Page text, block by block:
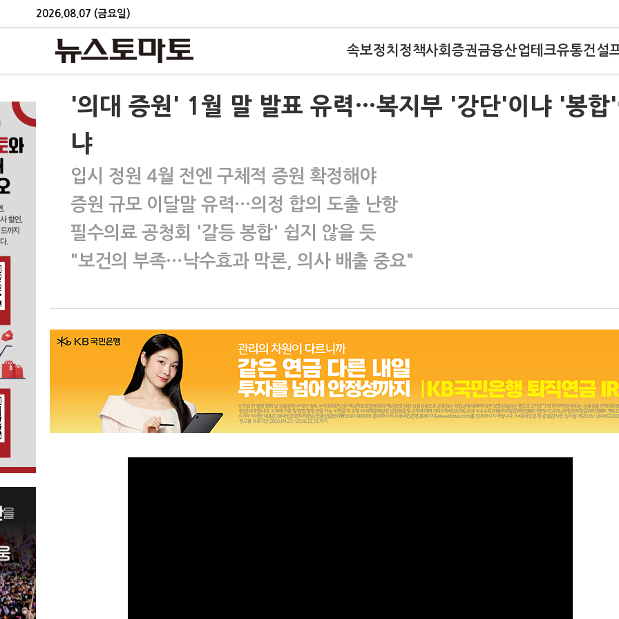
2026.08.07 (금요일)
속보정치 정책사회 증권금융산업테크유통건설
'의대 증원' 1월 말 발표 유력…복지부 '강단'이냐 '봉합
냐
입시 정원 4월 전엔 구체적 증원 확정해야
증원 규모 이달말 유력…의정 합의 도출 난항
필수의료 공청회 '갈등 봉합' 쉽지 않을 듯
"보건의 부족…낙수효과 막론, 의사 배출 중요"